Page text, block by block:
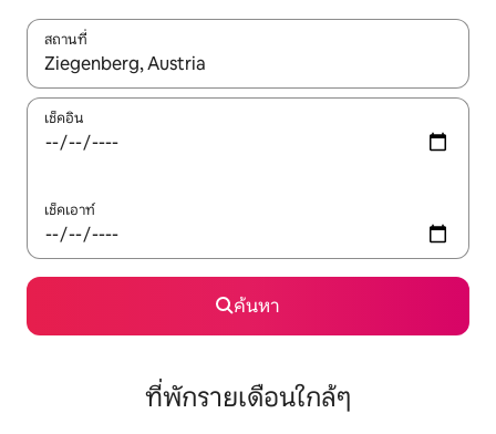
สถานที่
ใช้ลูกศรขึ้นลง หรือใช้การสัมผัสหรือปัด เพื่อสำรวจผลการค้นหา
เช็คอิน
เช็คเอาท์
ค้นหา
ที่พักรายเดือนใกล้ๆ